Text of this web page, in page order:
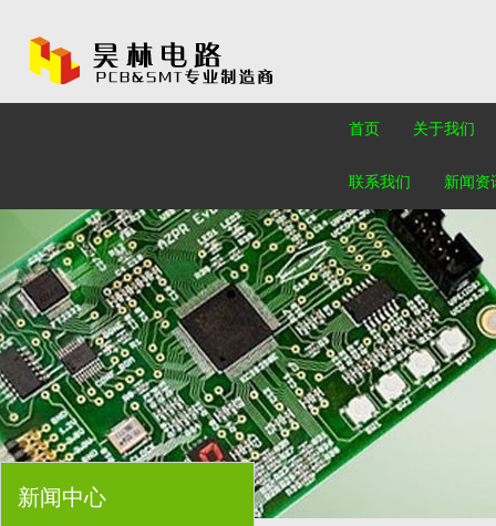
首页 关于我们
联系我们 新闻资
新闻中心